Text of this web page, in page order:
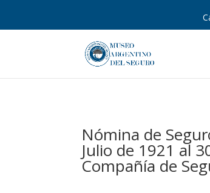
Nómina de
Julio de 1921 al
Compañía de